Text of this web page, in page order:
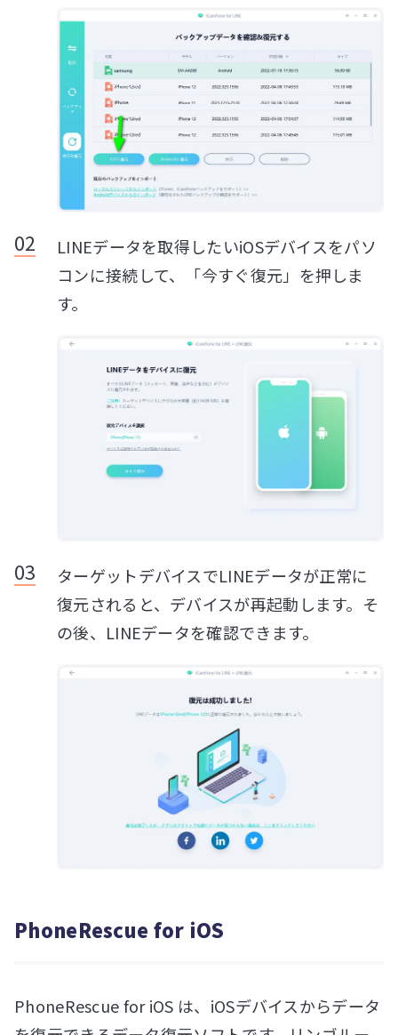
LINEデータを取得したいiOSデバイスをパソ
コンに接続して、「今すぐ復元」を押しま
す。
ターゲットデバイスでLINEデータが正常に
復元されると、デバイスが再起動します。そ
の後、LINEデータを確認できます。
PhoneRescue for iOS
PhoneRescue for iOS は、iOSデバイスからデータ